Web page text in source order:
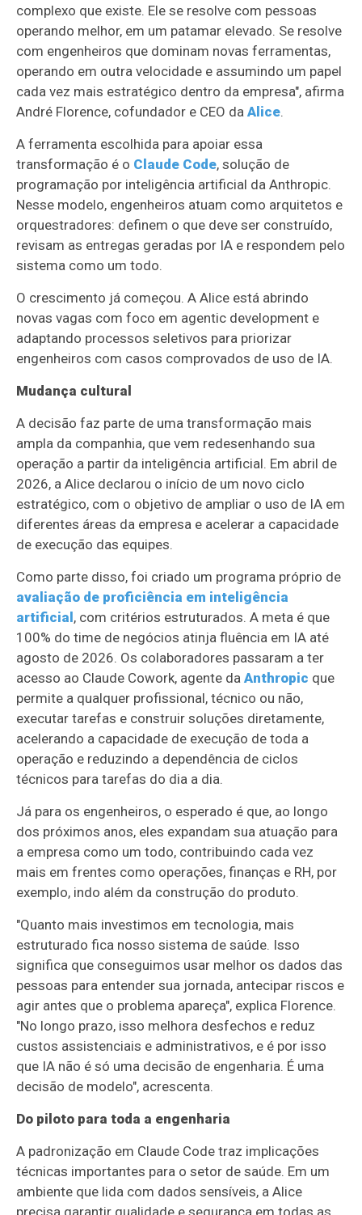
complexo que existe. Ele se resolve com pessoas
operando melhor, em um patamar elevado. Se resolve
com engenheiros que dominam novas ferramentas,
operando em outra velocidade e assumindo um papel
cada vez mais estratégico dentro da empresa", afirma
André Florence, cofundador e CEO daAlice.
A ferramenta escolhida para apoiar essa
transformação é o Claude Code, solução de
programação por inteligência artificial da Anthropic.
Nesse modelo, engenheiros atuam como arquitetos e
orquestradores: definem o que deve ser construído,
revisam as entregas geradas por IA e respondem pelo
sistema como um todo.
O crescimento já começou. A Alice está abrindo
novas vagas com foco em agentic development e
adaptando processos seletivos para priorizar
engenheiros com casos comprovados de uso de IA.
Mudança cultural
A decisão faz parte de uma transformação mais
ampla da companhia, que vem redesenhando sua
operação a partir da inteligência artificial. Em abril de
2026, a Alice declarou o início de um novo ciclo
estratégico, com o objetivo de ampliar o uso de IA em
diferentes áreas da empresa e acelerar a capacidade
de execução das equipes.
Como parte disso, foi criado um programa próprio de
avaliação de proficiência em inteligência
artificial, com critérios estruturados. A meta é que
100% do time de negócios atinja fluência em IA até
agosto de 2026. Os colaboradores passaram a ter
acesso ao Claude Cowork, agente daAnthropic que
permite a qualquer profissional, técnico ou não,
executar tarefas e construir soluções diretamente,
acelerando a capacidade de execução de toda a
operação e reduzindo a dependência de ciclos
técnicos para tarefas do dia a dia.
Já para os engenheiros, o esperado é que, ao longo
dos próximos anos, eles expandam sua atuação para
a empresa como um todo, contribuindo cada vez
mais em frentes como operações, finanças e RH, por
exemplo, indo além da construção do produto.
"Quanto mais investimos em tecnologia, mais
estruturado fica nosso sistema de saúde. Isso
significa que conseguimos usar melhor os dados das
pessoas para entender sua jornada, antecipar riscos e
agir antes que o problema apareça", explica Florence.
"No longo prazo, isso melhora desfechos e reduz
custos assistenciais e administrativos, e é por isso
que IA não é só uma decisão de engenharia. É uma
decisão de modelo", acrescenta.
Do piloto para toda a engenharia
A padronização em Claude Code traz implicações
técnicas importantes para o setor de saúde. Em um
ambiente que lida com dados sensíveis, a Alice
precisa garantir qualidade e segurança em todas as